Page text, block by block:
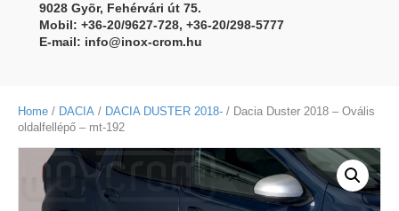
9028 Gyõr, Fehérvári út 75.
Mobil: +36-20/9627-728, +36-20/298-5777
E-mail: info@inox-crom.hu
Home / DACIA / DACIA DUSTER 2018- / Dacia Duster 2018 – Ovális
oldalfellépő – mt-192